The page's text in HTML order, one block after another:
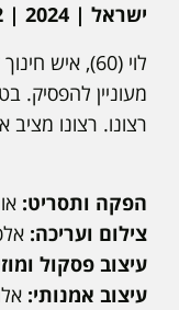
ישראל | 2024 | 12 דקות | עברית | עלילתי
מעוניין להפסיק.
רצונו. רצונו
הפקה ותסריט:
צילום ועריכה:
עיצוב פסקול
עיצוב אמנותי: